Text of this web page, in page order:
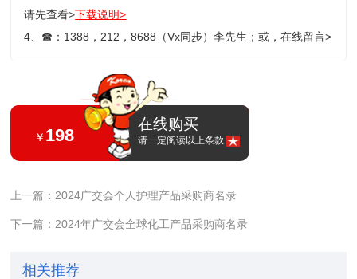
请先查看>下载说明>
4、 ☎ ：1388，212，8688（Vx同步）李先生；或，在线留言>
￥ 198
在线购买
请一定阅读以上条款
上一篇：2024广交会个人护理产品采购商名录
下一篇：2024年广交会全球化工产品采购商名录
相关推荐